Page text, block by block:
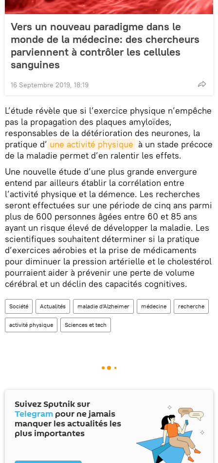
Vers un nouveau paradigme dans le
monde de la médecine: des chercheurs
parviennent à contrôler les cellules
sanguines
16 Septembre 2019, 18:19
L’étude révèle que si l’exercice physique n’empêche
pas la propagation des plaques amyloïdes,
responsables de la détérioration des neurones, la
pratique d’ une activité physique à un stade précoce
de la maladie permet d’en ralentir les effets.
Une nouvelle étude d’une plus grande envergure
entend par ailleurs établir la corrélation entre
l’activité physique et la démence. Les recherches
seront effectuées sur une période de cinq ans parmi
plus de 600 personnes âgées entre 60 et 85 ans
ayant un risque élevé de développer la maladie. Les
scientifiques souhaitent déterminer si la pratique
d’exercices aérobies et la prise de médicaments
pour diminuer la pression artérielle et le cholestérol
pourraient aider à prévenir une perte de volume
cérébral et un déclin des capacités cognitives.
Société Actualités maladie d'Alzheimer médecine recherche
activité physique Sciences et tech
Suivez Sputnik sur
Telegram pour ne jamais
manquer les actualités les
plus importantes